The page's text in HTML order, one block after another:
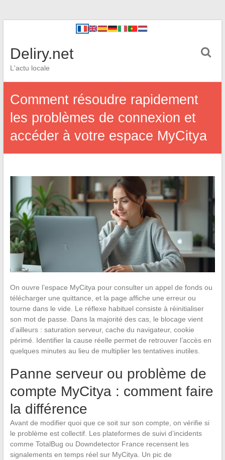
Deliry.net
L'actu locale
Comment résoudre rapidement
les problèmes de connexion et
accéder à votre espace MyCitya
On ouvre l’espace MyCitya pour consulter un appel de fonds ou
télécharger une quittance, et la page affiche une erreur ou
tourne dans le vide. Le réflexe habituel consiste à réinitialiser
son mot de passe. Dans la majorité des cas, le blocage vient
d’ailleurs : saturation serveur, cache du navigateur, cookie
périmé. Identifier la cause réelle permet de retrouver l’accès en
quelques minutes au lieu de multiplier les tentatives inutiles.
Panne serveur ou problème de
compte MyCitya : comment faire
la différence
Avant de modifier quoi que ce soit sur son compte, on vérifie si
le problème est collectif. Les plateformes de suivi d’incidents
comme TotalBug ou Downdetector France recensent les
signalements en temps réel sur MyCitya. Un pic de